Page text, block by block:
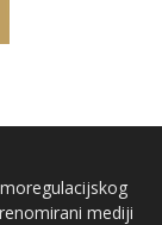
mediji